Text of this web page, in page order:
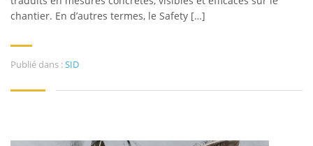
chantier. En d’autres termes, le Safety […]
Publié dans :SID